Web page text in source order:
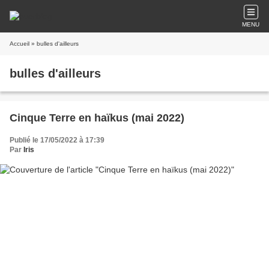
MENU
Accueil » bulles d'ailleurs
bulles d'ailleurs
Cinque Terre en haïkus (mai 2022)
Publié le 17/05/2022 à 17:39
Par Iris